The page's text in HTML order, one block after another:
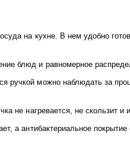
на кухне. В нем удобно
блюд и равномерное
ручкой можно наблюдать за
не нагревается, не
а антибактериальное